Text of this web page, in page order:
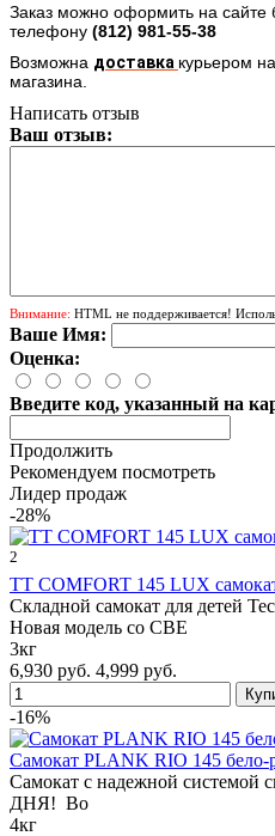
Заказ можно оформить на сайте
телефону (812) 981-55-38
Возможна доставка курьером
магазина.
Написать отзыв
Ваш отзыв:
Внимание: HTML не поддерживается!
Ваше Имя:
Оценка:
Введите код, указанный на
Продолжить
Рекомендуем посмотреть
Лидер продаж
-28%
2
TT COMFORT 145 LUX
Складной самокат для детей
Новая модель со СВЕ
3кг
6,930 руб. 4,999 руб.
-16%
Самокат PLANK RIO 145 бело-
Самокат с надежной системой
ДНЯ! Во
4кг